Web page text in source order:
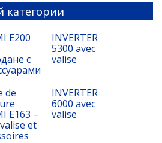
категории
E200
с
INVERTER
5300 avec
valise
de
E163 –
et
INVERTER
6000 avec
valise